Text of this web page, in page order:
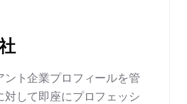
ント企業プロフィールを管
対して即座にプロフェッシ